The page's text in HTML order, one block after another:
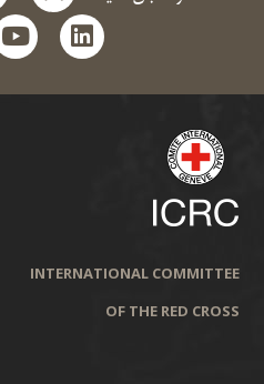
linkedin
INTERNATIONAL COMMITTEE
OF THE RED CROSS